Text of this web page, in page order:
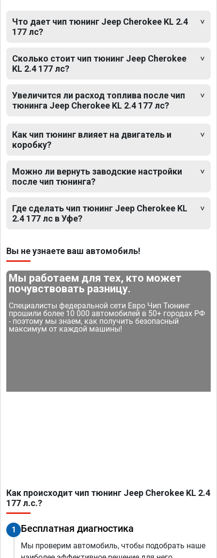
Что дает чип тюнинг Jeep Cherokee KL 2.4
177 лс?
Сколько стоит чип тюнинг Jeep Cherokee
KL 2.4 177 лс?
Увеличится ли расход топлива после чип
тюнинга Jeep Cherokee KL 2.4 177 лс?
Как чип тюнинг влияет на двигатель и
коробку?
Можно ли вернуть заводские настройки
после чип тюнинга?
Где сделать чип тюнинг Jeep Cherokee KL
2.4 177 лс в Уфе?
Вы не узнаете ваш автомобиль!
Мы работаем для тех, кто может
почувствовать разницу.
Специалисты федеральной сети Евро Чип Тюнинг
прошили более 10 000 автомобилей в 50+ городах РФ
- поэтому мы знаем, как получить безопасный
максимум от каждой машины!
Как происходит чип тюнинг Jeep Cherokee KL 2.4
177 л.с.?
1 Бесплатная диагностика
Мы проверим автомобиль, чтобы подобрать наше